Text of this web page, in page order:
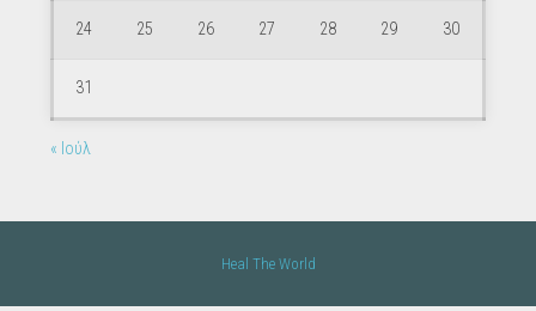
24 25 26 27 28 29 30
31
« Ιούλ
Heal The World